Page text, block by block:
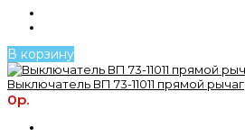
В корзину
Выключатель ВП 73-11011 прямой рычаг
0р.